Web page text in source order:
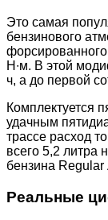
Это самая
бензинового
Н∙м. В этой
ч, а до первой
Комплектуется
удачным
трассе расход
всего 5,2 литра
бензина
Реальные